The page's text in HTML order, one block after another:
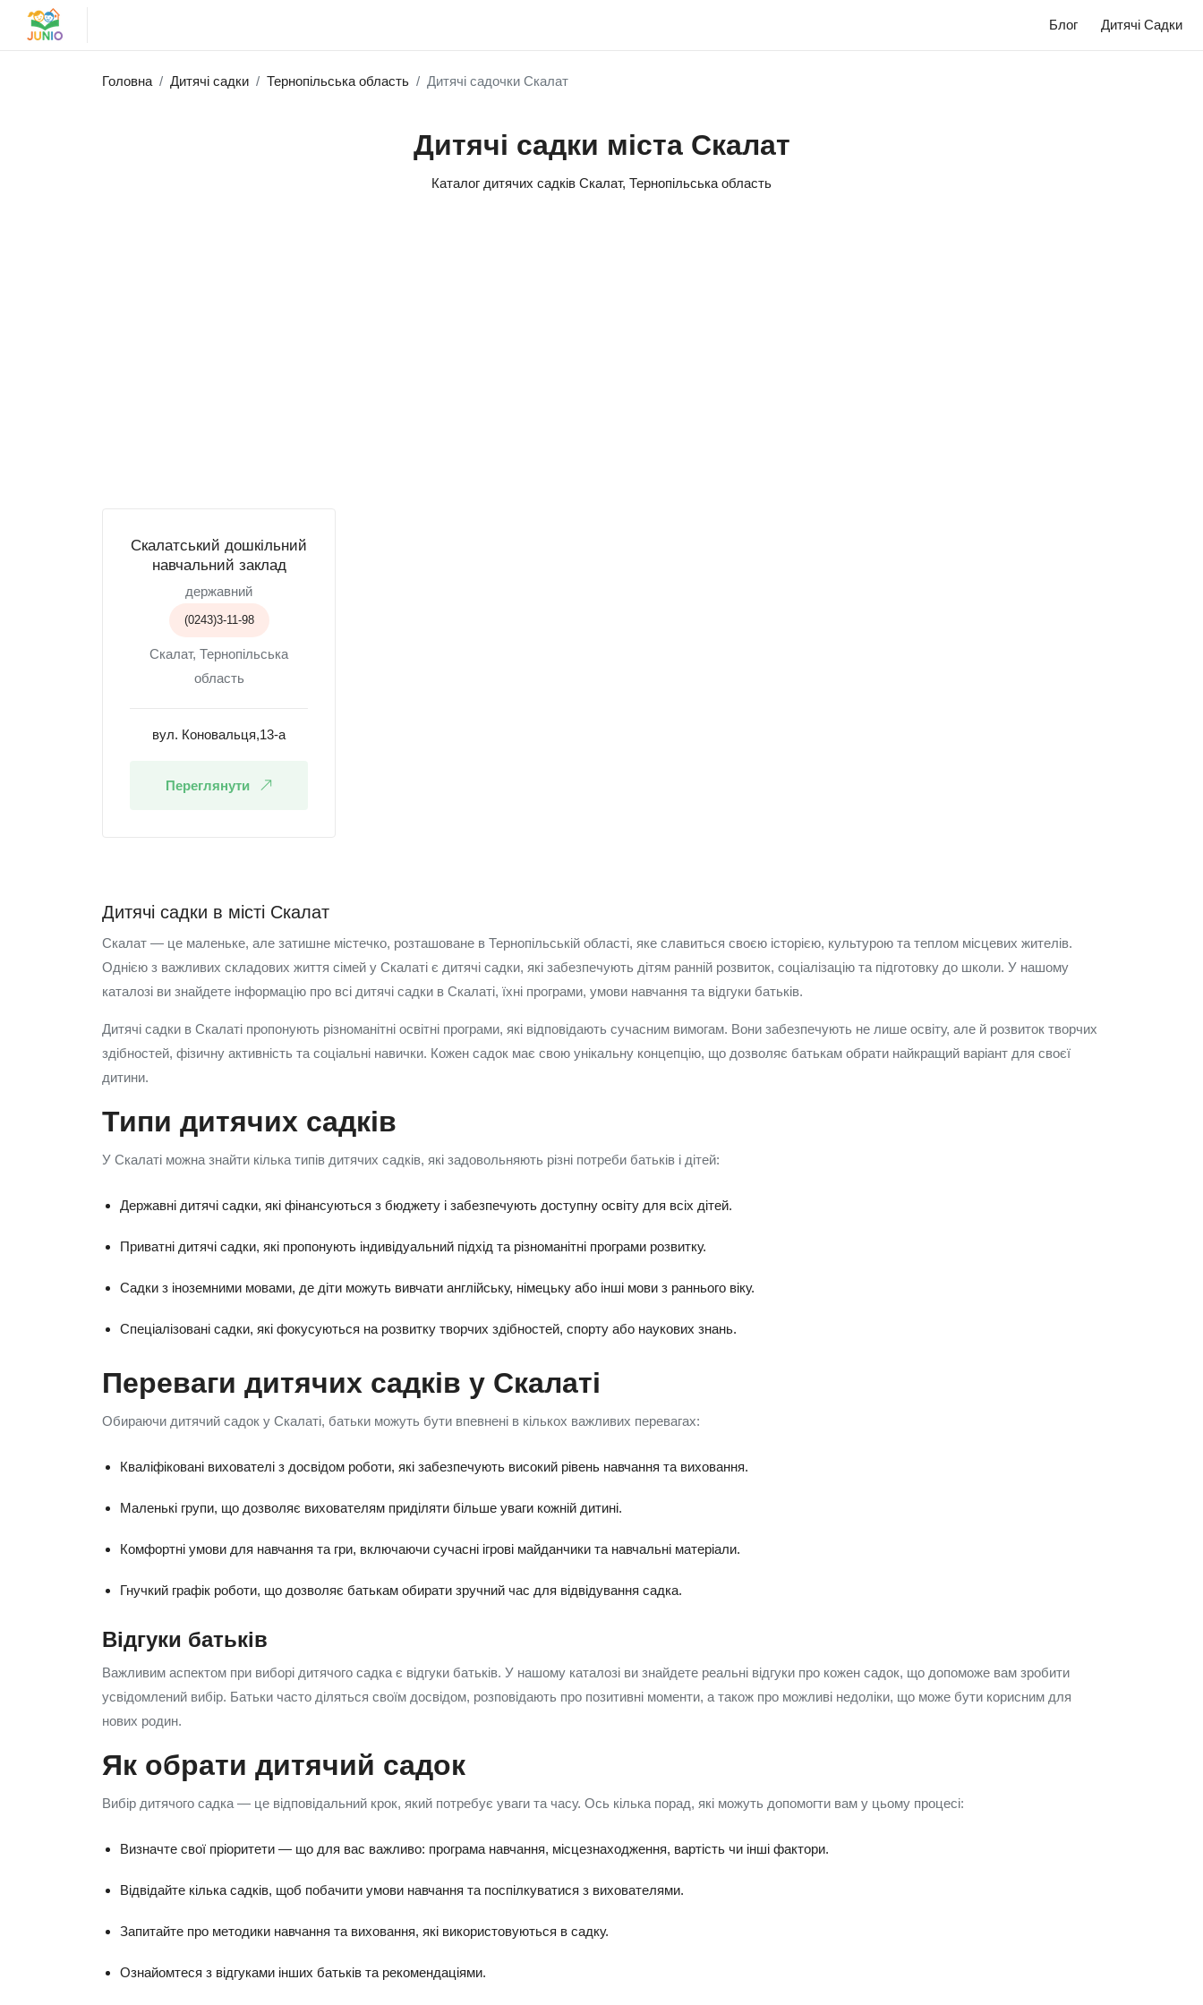
Блог Дитячі Садки
Головна Дитячі садки Тернопільська область Дитячі садочки Скалат
Дитячі садки міста Скалат
Каталог дитячих садків Скалат, Тернопільська область
Скалатський дошкільний
навчальний заклад
державний
(0243)3-11-98
Скалат, Тернопільська
область
вул. Коновальця,13-а
Переглянути
Дитячі садки в місті Скалат
Скалат — це маленьке, але затишне містечко, розташоване в Тернопільській області, яке славиться своєю історією, культурою та теплом місцевих жителів.
Однією з важливих складових життя сімей у Скалаті є дитячі садки, які забезпечують дітям ранній розвиток, соціалізацію та підготовку до школи. У нашому
каталозі ви знайдете інформацію про всі дитячі садки в Скалаті, їхні програми, умови навчання та відгуки батьків.
Дитячі садки в Скалаті пропонують різноманітні освітні програми, які відповідають сучасним вимогам. Вони забезпечують не лише освіту, але й розвиток творчих
здібностей, фізичну активність та соціальні навички. Кожен садок має свою унікальну концепцію, що дозволяє батькам обрати найкращий варіант для своєї
дитини.
Типи дитячих садків
У Скалаті можна знайти кілька типів дитячих садків, які задовольняють різні потреби батьків і дітей:
Державні дитячі садки, які фінансуються з бюджету і забезпечують доступну освіту для всіх дітей.
Приватні дитячі садки, які пропонують індивідуальний підхід та різноманітні програми розвитку.
Садки з іноземними мовами, де діти можуть вивчати англійську, німецьку або інші мови з раннього віку.
Спеціалізовані садки, які фокусуються на розвитку творчих здібностей, спорту або наукових знань.
Переваги дитячих садків у Скалаті
Обираючи дитячий садок у Скалаті, батьки можуть бути впевнені в кількох важливих перевагах:
Кваліфіковані вихователі з досвідом роботи, які забезпечують високий рівень навчання та виховання.
Маленькі групи, що дозволяє вихователям приділяти більше уваги кожній дитині.
Комфортні умови для навчання та гри, включаючи сучасні ігрові майданчики та навчальні матеріали.
Гнучкий графік роботи, що дозволяє батькам обирати зручний час для відвідування садка.
Відгуки батьків
Важливим аспектом при виборі дитячого садка є відгуки батьків. У нашому каталозі ви знайдете реальні відгуки про кожен садок, що допоможе вам зробити
усвідомлений вибір. Батьки часто діляться своїм досвідом, розповідають про позитивні моменти, а також про можливі недоліки, що може бути корисним для
нових родин.
Як обрати дитячий садок
Вибір дитячого садка — це відповідальний крок, який потребує уваги та часу. Ось кілька порад, які можуть допомогти вам у цьому процесі:
Визначте свої пріоритети — що для вас важливо: програма навчання, місцезнаходження, вартість чи інші фактори.
Відвідайте кілька садків, щоб побачити умови навчання та поспілкуватися з вихователями.
Запитайте про методики навчання та виховання, які використовуються в садку.
Ознайомтеся з відгуками інших батьків та рекомендаціями.